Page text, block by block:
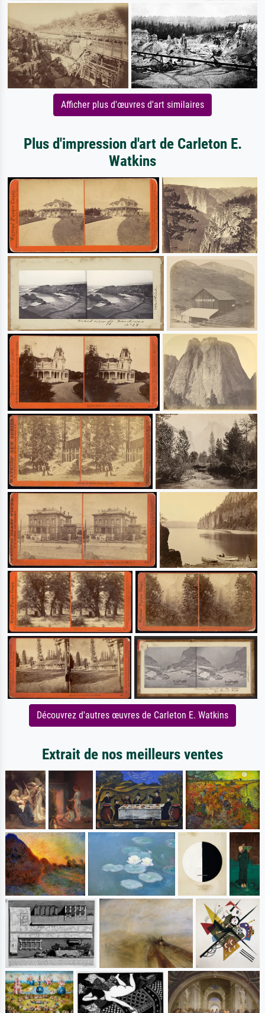
Afficher plus d'œuvres d'art similaires
Plus d'impression d'art de Carleton E.
Watkins
Découvrez d'autres œuvres de Carleton E. Watkins
Extrait de nos meilleurs ventes